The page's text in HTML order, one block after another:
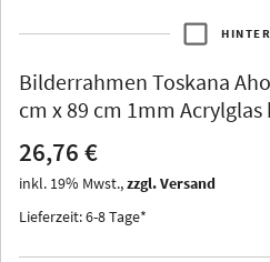
Iowa
Bilderrahmen Toskana
cm x 89 cm 1mm Acrylglas
26,76 €
inkl. 19% Mwst.,zzgl. Versand
Lieferzeit: 6-8 Tage*